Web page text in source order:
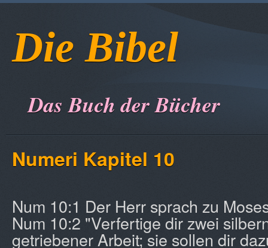
Die Bibel
Das Buch der Bücher
Numeri Kapitel 10
Num 10:1 Der Herr sprach zu
Num 10:2 "Verfertige dir zwei
getriebener Arbeit; sie sollen dir